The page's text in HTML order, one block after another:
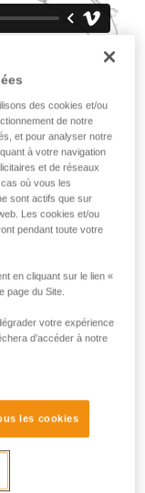
sur le fait
corde.
de ne pas
de ne pas
sur la
des cookies et/ou
de notre
et pour analyser notre
à votre navigation
et de réseaux
où vous les
sont actifs que sur
Les cookies et/ou
pendant toute votre
en cliquant sur le lien «
page du Site.
votre expérience
d’accéder à notre
les cookies